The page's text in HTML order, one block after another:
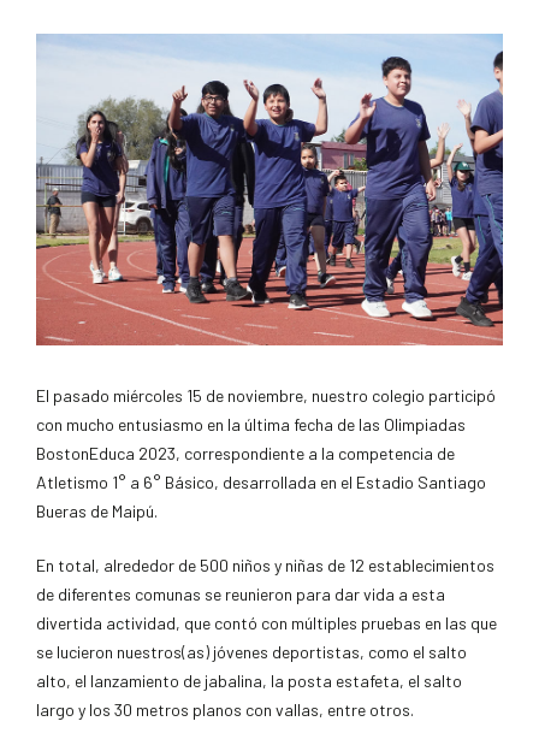
El pasado miércoles 15 de noviembre, nuestro colegio participó
con mucho entusiasmo en la última fecha de las Olimpiadas
BostonEduca 2023, correspondiente a la competencia de
Atletismo 1° a 6° Básico, desarrollada en el Estadio Santiago
Bueras de Maipú.
En total, alrededor de 500 niños y niñas de 12 establecimientos
de diferentes comunas se reunieron para dar vida a esta
divertida actividad, que contó con múltiples pruebas en las que
se lucieron nuestros(as) jóvenes deportistas, como el salto
alto, el lanzamiento de jabalina, la posta estafeta, el salto
largo y los 30 metros planos con vallas, entre otros.